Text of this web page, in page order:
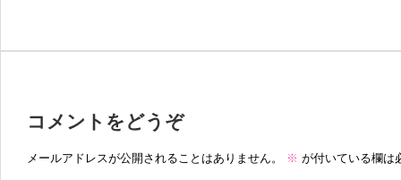
コメントをどうぞ
メールアドレスが公開されることはありません。 ※ が付いている欄は